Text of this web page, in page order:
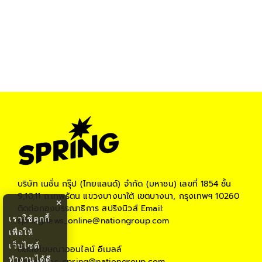
บริษัท เนชั่น กรุ๊ป (ไทยแลนด์) จำกัด (มหาชน) เลขที่ 1854 ชั้น
9,10,11 ถ.เทพรัตน แขวงบางนาใต้ เขตบางนา, กรุงเทพฯ 10260
ติดต่อกองบรรณาธิการ สปริงนิวส์Email:
springnews_online@nationgroup.com
ติดต่อโฆษณาออนไลน์ อีเมลล์
×
เราใช้คุกกี้
เพื่อให้
เว็บไซต์
ทำงานได้ดี